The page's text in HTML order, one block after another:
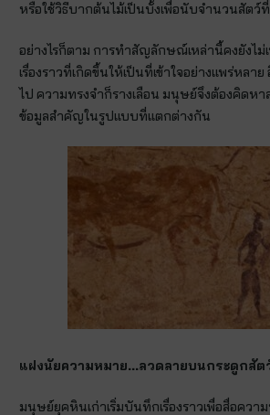
หรือใช้วิธีบากต้นไม้เป็นบั้งเพื่อนับจำนวนสัตว์
อย่างไรก็ตาม การทำสัญลักษณ์เหล่านี้คงยังไม่
เรื่องราวที่เกิดขึ้นให้เป็นที่เข้าใจอย่างแพร่หลา
ไป ความทรงจำก็รางเลือน มนุษย์จึงต้องคิดห
ข้อมูลสำคัญในรูปแบบที่แตกต่างกัน
แฝงนัยความหมาย…ลวดลายบนกระดูกสัต
มนุษย์ยุคหินเก่าเริ่มบันทึกเรื่องราวเพื่อสื่อควา